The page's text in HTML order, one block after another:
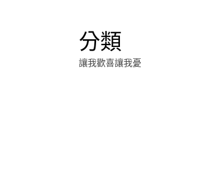
分類
讓我歡喜讓我憂